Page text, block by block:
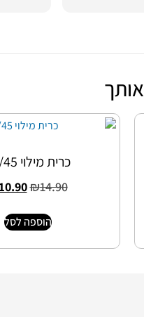
כרית מילוי 45/45
₪14.90
הוספה לסל